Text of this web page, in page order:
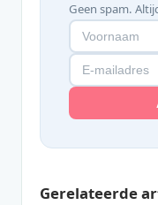
Geen spam.
Gerelateerde